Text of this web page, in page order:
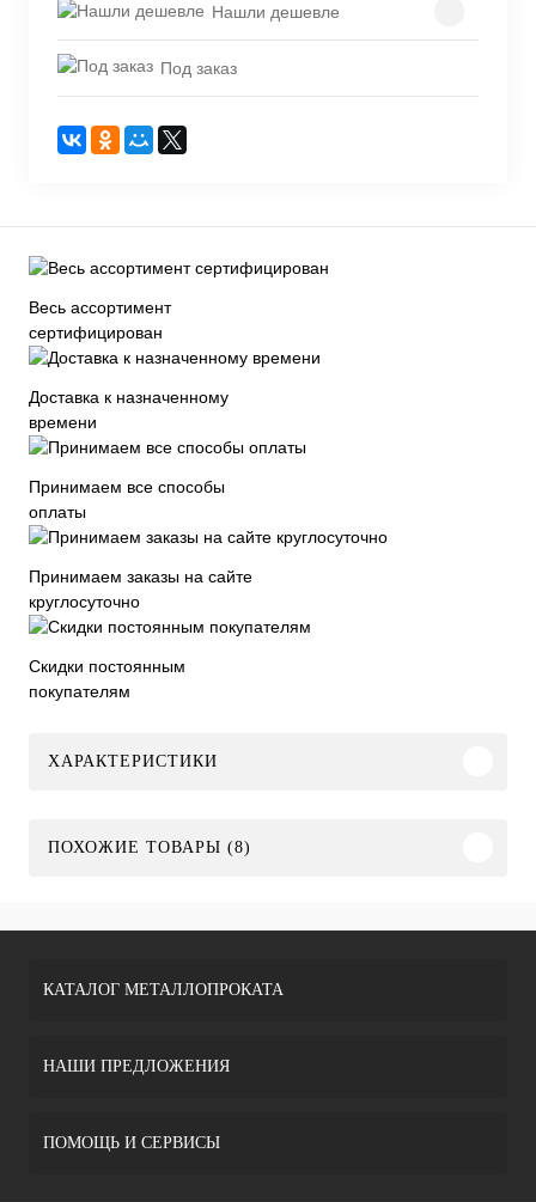
Нашли дешевле
Под заказ
Весь ассортимент
сертифицирован
Доставка к назначенному
времени
Принимаем все способы
оплаты
Принимаем заказы на сайте
круглосуточно
Скидки постоянным
покупателям
ХАРАКТЕРИСТИКИ
ПОХОЖИЕ ТОВАРЫ (8)
КАТАЛОГ МЕТАЛЛОПРОКАТА
НАШИ ПРЕДЛОЖЕНИЯ
ПОМОЩЬ И СЕРВИСЫ